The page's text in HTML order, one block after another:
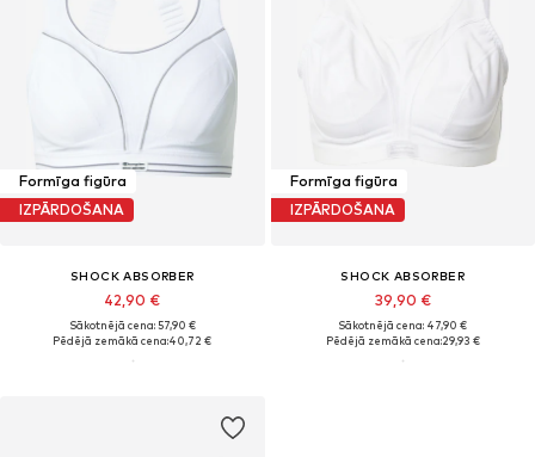
Formīga figūra
IZPĀRDOŠANA
SHOCK ABSORBER
42,90 €
Sākotnējā cena: 57,90 €
Pēdējā zemākā cena:40,72 €
Formīga figūra
IZPĀRDOŠANA
SHOCK ABSORBER
39,90 €
Sākotnējā cena: 47,90 €
Pēdējā zemākā cena:29,93 €